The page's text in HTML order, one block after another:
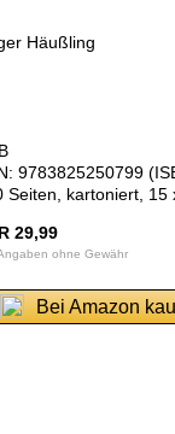
Häußling
9783825250799
Seiten, kartoniert, 15
29,99
ohne Gewähr
Bei Amazon